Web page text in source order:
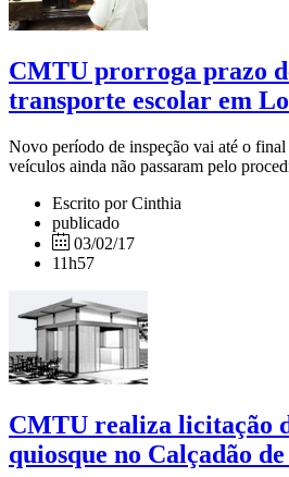
CMTU prorroga prazo
transporte escolar em
Novo período de inspeção vai até o
veículos ainda não passaram pelo
Escrito por Cinthia
publicado
03/02/17
11h57
CMTU realiza licitação
quiosque no Calçadão